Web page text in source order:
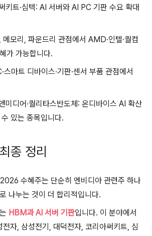
키트·심텍: AI 서버와 AI PC 기판 수요 확대
모리, 파운드리 관점에서 AMD·인텔·퀄컴
가 가능합니다.
스마트 디바이스·기판·센서 부품 관점에서
미디어·퀄리타스반도체: 온디바이스 AI 확산
있는 종목입니다.
종 정리
수혜주는 단순히 엔비디아 관련주 하나
나누는 것이 더 합리적입니다.
HBM과 AI 서버 기판입니다. 이 분야에서
자, 삼성전기, 대덕전자, 코리아써키트, 심